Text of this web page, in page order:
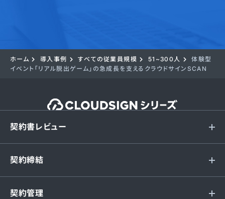
ホーム 導入事例 すべての従業員規模 51~300人
体験型
イベント「リアル脱出ゲーム」の急成長を支えるクラウドサインSCAN
契約書レビュー
契約締結
契約管理